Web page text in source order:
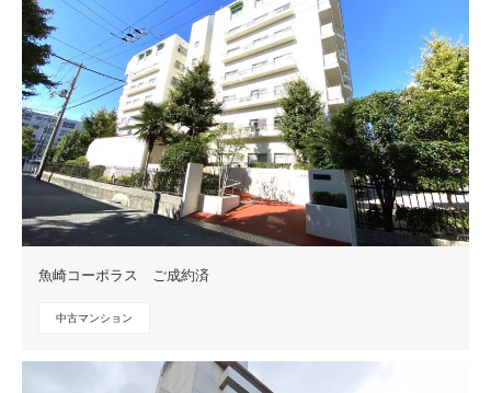
魚崎コーポラス ご成約済
中古マンション